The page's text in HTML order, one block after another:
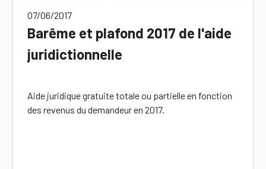
07/06/2017
Barême et plafond 2017 de l'aide
juridictionnelle
Aide juridique gratuite totale ou partielle en fonction
des revenus du demandeur en 2017.